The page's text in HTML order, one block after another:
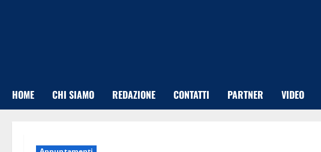
HOME CHI SIAMO REDAZIONE CONTATTI PARTNER VIDEO